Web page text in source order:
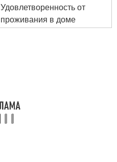
Удовлетворенность от
проживания в доме